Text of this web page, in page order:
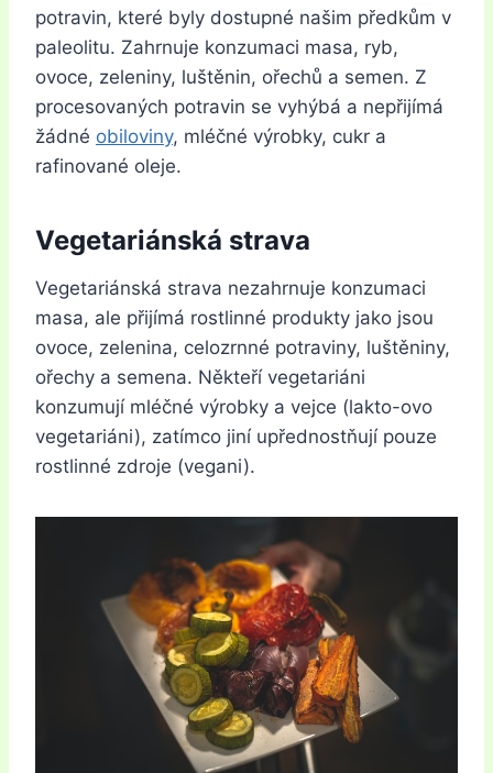
potravin, které byly dostupné našim předkům v
paleolitu. Zahrnuje konzumaci masa, ryb,
ovoce, zeleniny, luštěnin, ořechů a semen. Z
procesovaných potravin se vyhýbá a nepřijímá
žádné obiloviny, mléčné výrobky, cukr a
rafinované oleje.
Vegetariánská strava
Vegetariánská strava nezahrnuje konzumaci
masa, ale přijímá rostlinné produkty jako jsou
ovoce, zelenina, celozrnné potraviny, luštěniny,
ořechy a semena. Někteří vegetariáni
konzumují mléčné výrobky a vejce (lakto-ovo
vegetariáni), zatímco jiní upřednostňují pouze
rostlinné zdroje (vegani).